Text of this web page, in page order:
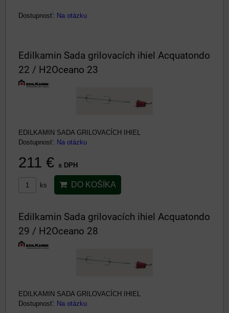
Dostupnosť: Na otázku
Edilkamin Sada grilovacích ihiel Acquatondo
22 / H2Oceano 23
EDILKAMIN SADA GRILOVACÍCH IHIEL
Dostupnosť: Na otázku
211 € s DPH
ks DO KOŠÍKA
Edilkamin Sada grilovacích ihiel Acquatondo
29 / H2Oceano 28
EDILKAMIN SADA GRILOVACÍCH IHIEL
Dostupnosť: Na otázku